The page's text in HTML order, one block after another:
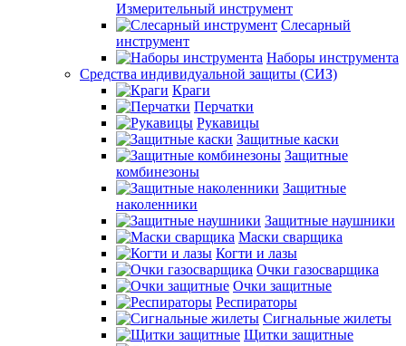
Измерительный инструмент
Слесарный
инструмент
Наборы инструмента
Средства индивидуальной защиты (СИЗ)
Краги
Перчатки
Рукавицы
Защитные каски
Защитные
комбинезоны
Защитные
наколенники
Защитные наушники
Маски сварщика
Когти и лазы
Очки газосварщика
Очки защитные
Респираторы
Сигнальные жилеты
Щитки защитные